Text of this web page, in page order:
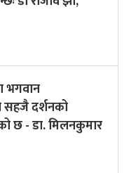
भगवान
दर्शनको
छ - डा. मिलनकुमार